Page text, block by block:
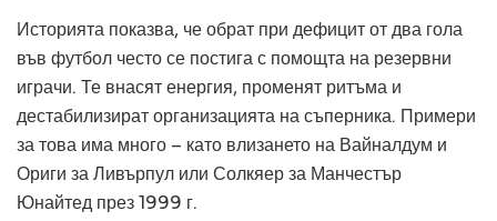
Историята показва, че обрат при дефицит от два гола
във футбол често се постига с помощта на резервни
играчи. Те внасят енергия, променят ритъма и
дестабилизират организацията на съперника. Примери
за това има много – като влизането на Вайналдум и
Ориги за Ливърпул или Солкяер за Манчестър
Юнайтед през 1999 г.